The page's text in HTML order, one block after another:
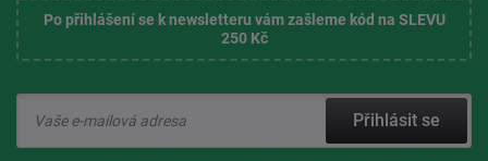
Po přihlášení se k newsletteru vám zašleme kód na SLEVU
250 Kč
Přihlásit se